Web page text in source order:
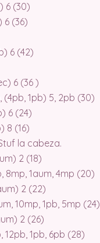
6 (30)
6 (36)
6 (42)
6 (36 )
(4pb, 1pb) 5, 2pb (30)
6 (24)
8 (16)
la cabeza.
2 (18)
8mp, 1aum, 4mp (20)
2 (22)
10mp, 1pb, 5mp (24)
2 (26)
12pb, 1pb, 6pb (28)